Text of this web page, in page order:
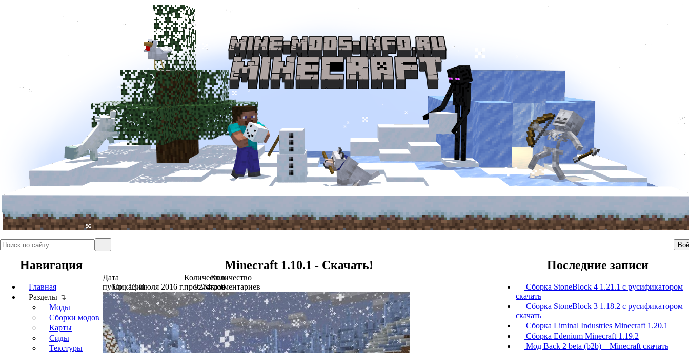
Навигация
Главная
Разделы ↴
Моды
Сборки модов
Карты
Сиды
Текстуры
Minecraft 1.10.1 - Скачать!
Дата
публикации
Ср., 13 Июля 2016 г.
Количество
просмотров
9274
Количество
комментариев
0
Последние записи
Сборка StoneBlock 4 1.21.1 с русификатором
скачать
Сборка StoneBlock 3 1.18.2 с русификатором
скачать
Сборка Liminal Industries Minecraft 1.20.1
Сборка Edenium Minecraft 1.19.2
Мод Back 2 beta (b2b) – Minecraft скачать